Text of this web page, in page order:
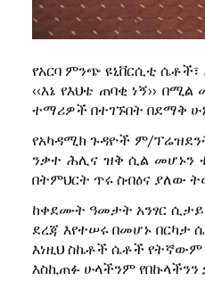
የአርባ ምንጭ ዩኒቨርሲቲ
‹‹እኔ የእህቴ ጠባቂ ነኝ››
ተማሪዎች በተገኙበት በደማቅ
የአካዳሚክ ጉዳዮች ም/
ንቃተ ሕሊና ዝቅ ሲል መሆኑን
በትምህርት ጥሩ ስብዕና ያለው
ከቀደሙት ዓመታት አንፃር
ደረጃ እየተሠሩ በመሆኑ በርካታ
እነዚህ ስኬቶች ሴቶች
እስኪጠፉ ሁላችንም የበኩላችንን